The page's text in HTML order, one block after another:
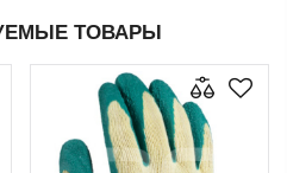
ТОВАРЫ